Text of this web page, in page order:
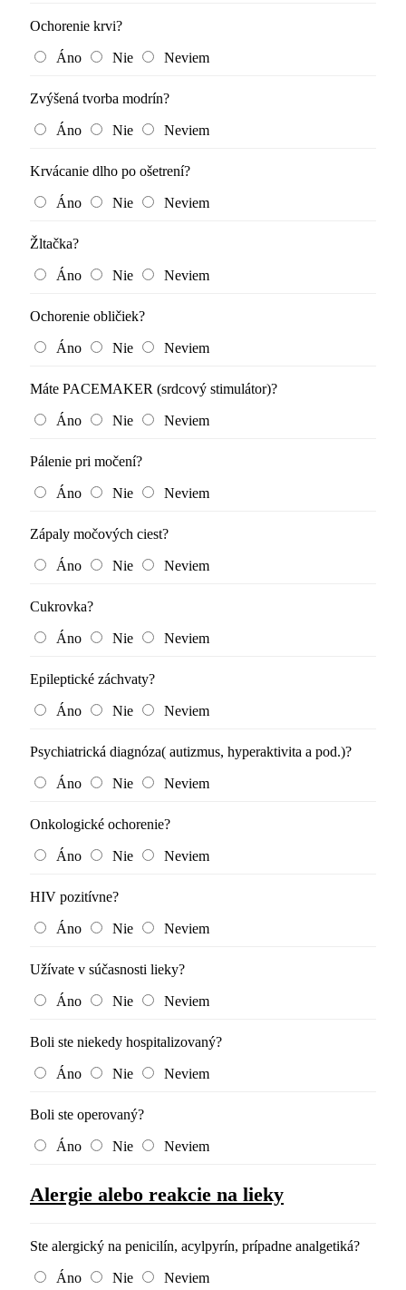
Ochorenie krvi?
Áno Nie Neviem
Zvýšená tvorba modrín?
Áno Nie Neviem
Krvácanie dlho po ošetrení?
Áno Nie Neviem
Žltačka?
Áno Nie Neviem
Ochorenie obličiek?
Áno Nie Neviem
Máte PACEMAKER (srdcový stimulátor)?
Áno Nie Neviem
Pálenie pri močení?
Áno Nie Neviem
Zápaly močových ciest?
Áno Nie Neviem
Cukrovka?
Áno Nie Neviem
Epileptické záchvaty?
Áno Nie Neviem
Psychiatrická diagnóza( autizmus, hyperaktivita a pod.)?
Áno Nie Neviem
Onkologické ochorenie?
Áno Nie Neviem
HIV pozitívne?
Áno Nie Neviem
Užívate v súčasnosti lieky?
Áno Nie Neviem
Boli ste niekedy hospitalizovaný?
Áno Nie Neviem
Boli ste operovaný?
Áno Nie Neviem
Alergie alebo reakcie na lieky
Ste alergický na penicilín, acylpyrín, prípadne analgetiká?
Áno Nie Neviem